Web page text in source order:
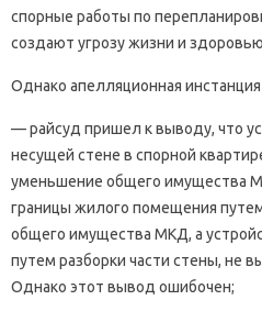
спорные работы по
создают угрозу жизни и
Однако апелляционная
— райсуд пришел к выводу, что
несущей стене в спорной
уменьшение общего имущества
границы жилого помещения
общего имущества МКД, а
путем разборки части стены, не
Однако этот вывод ошибочен;